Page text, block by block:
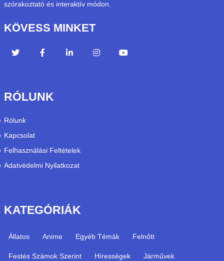
szórakoztató és interaktív módon.
KÖVESS MINKET
RÓLUNK
Rólunk
Kapcsolat
Felhasználási Feltételek
Adatvédelmi Nyilatkozat
KATEGÓRIÁK
Állatos Anime Egyéb Témák Felnőtt
Festés Számok Szerint Hírességek Járművek